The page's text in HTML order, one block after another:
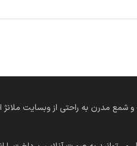
و شمع مدرن به راحتی از وبسایت